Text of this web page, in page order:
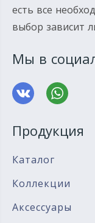
есть все
выбор зависит
Мы в
Продукция
Каталог
Коллекции
Аксессуары